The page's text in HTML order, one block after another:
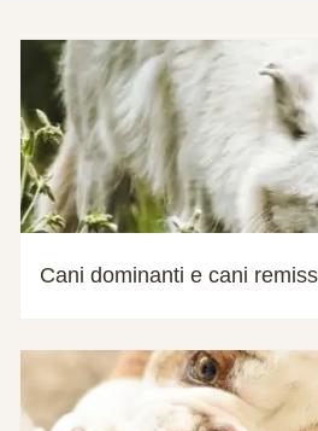
Cani dominanti e cani